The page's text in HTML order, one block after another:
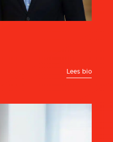
Lees bio